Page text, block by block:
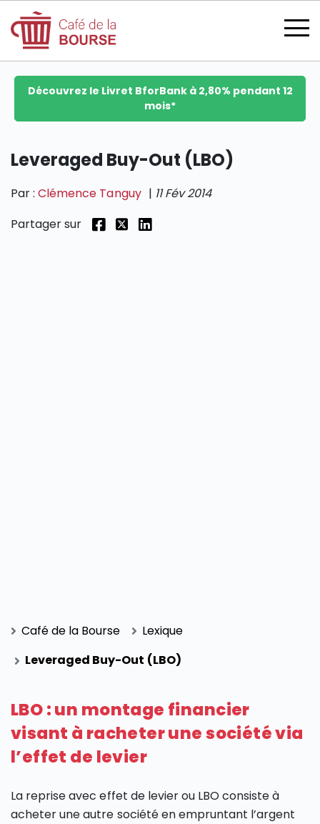
se connecter
Découvrez le Livret BforBank à 2,80% pendant 12
mois*
Leveraged Buy-Out (LBO)
Par :Clémence Tanguy | 11 Fév 2014
Partager sur
Café de la Bourse
Lexique
Leveraged Buy-Out (LBO)
LBO : un montage financier
visant à racheter une société via
l’effet de levier
La reprise avec effet de levier ou LBO consiste à
acheter une autre société en empruntant l’argent